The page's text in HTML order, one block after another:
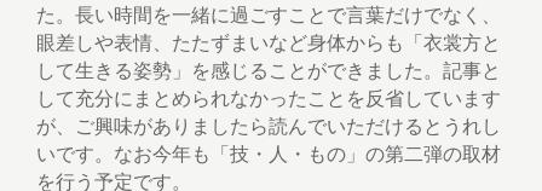
た。長い時間を一緒に過ごすことで言葉だけでなく、
眼差しや表情、たたずまいなど身体からも「衣裳方と
して生きる姿勢」を感じることができました。記事と
して充分にまとめられなかったことを反省しています
が、ご興味がありましたら読んでいただけるとうれし
いです。なお今年も「技・人・もの」の第二弾の取材
を行う予定です。